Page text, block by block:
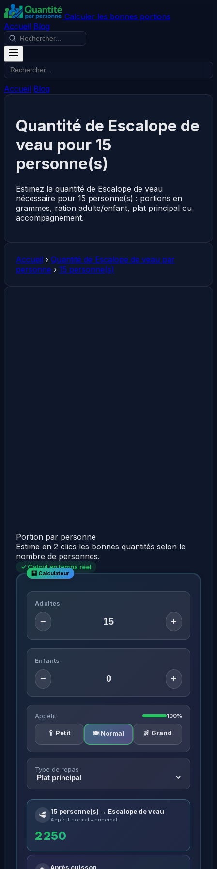
Calculer les bonnes portions
Accueil Blog
Accueil Blog
Quantité de Escalope de
veau pour 15
personne(s)
Estimez la quantité de Escalope de veau
nécessaire pour 15 personne(s) : portions en
grammes, ration adulte/enfant, plat principal ou
accompagnement.
Accueil › Quantité de Escalope de veau par
personne › 15 personne(s)
Portion par personne
Estime en 2 clics les bonnes quantités selon le
nombre de personnes.
✓ Calcul en temps réel
Adultes
− +
Enfants
− +
Appétit 100%
🥄 Petit 🍽️ Normal 🍖 Grand
Type de repas
🥩 15 personne(s) → Escalope de veau
Appétit normal • principal
2 250
Après cuisson